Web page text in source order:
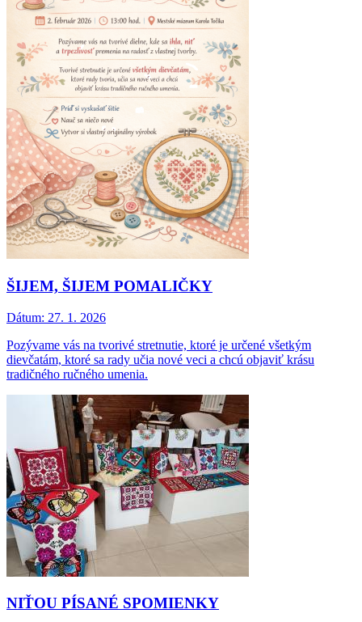
ŠIJEM, ŠIJEM POMALIČKY
Dátum: 27. 1. 2026
Pozývame vás na tvorivé stretnutie, ktoré je určené všetkým
dievčatám, ktoré sa rady učia nové veci a chcú objaviť krásu
tradičného ručného umenia.
NIŤOU PÍSANÉ SPOMIENKY